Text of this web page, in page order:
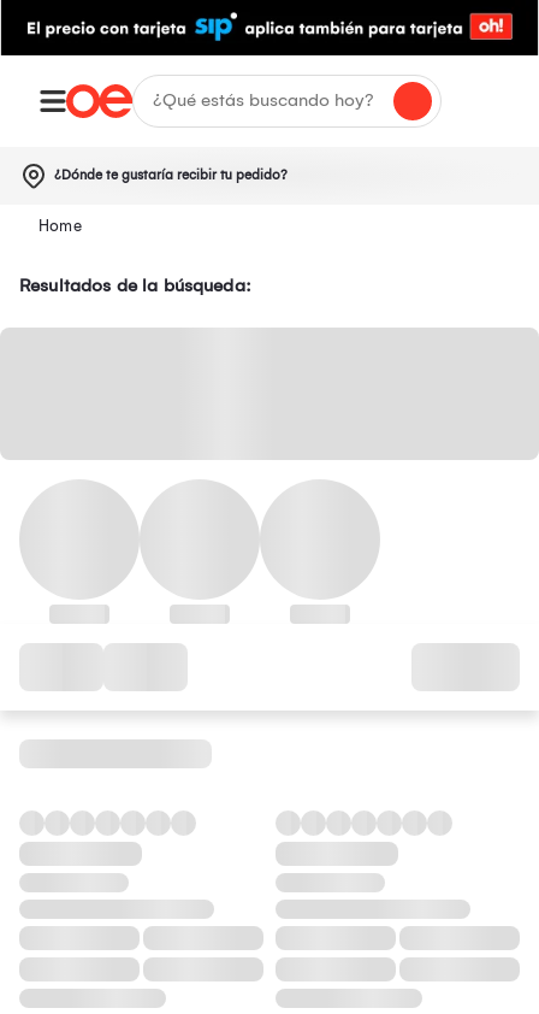
¿Dónde te gustaría recibir tu pedido?
Resultados de la búsqueda: